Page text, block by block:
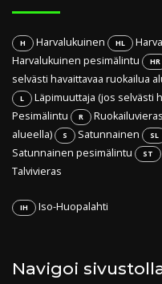
H Harvalukuinen HL
Harvalukuinen pesimälintu HR
selvästi havaittavaa ruokailua
L Läpimuuttaja (jos selvästi
Pesimälintu R
alueella)
S Satunnainen SL
Satunnainen pesimälintu ST
Talvivieras
IH Iso-Huopalahti
Navigoi